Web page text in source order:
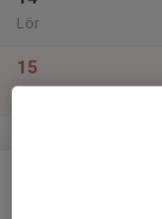
Lör
15
Sön